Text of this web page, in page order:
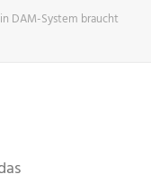
DAM-System braucht